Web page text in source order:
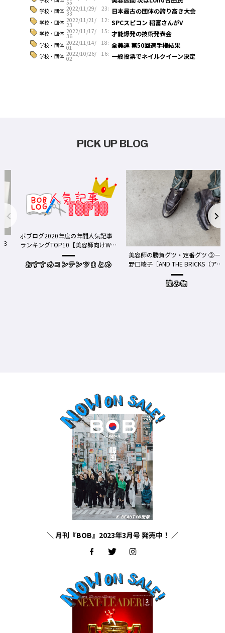
55
学校・団体 2022/11/29/ 23:
33 日本最古の団体の誇り高き大会
学校・団体 2022/11/21/ 12:
23 SPCスピコン 稲富さんがV
学校・団体 2022/11/17/ 15:
36 才能爆発の技術発表会
学校・団体 2022/11/14/ 18:
01 全美連 第50回選手権結果
学校・団体 2022/10/26/ 16:
02 一般投票でネイルクイーン決定
PICK UP BLOG
ボブログ2020年度の年間人気記事
ランキングTOP10【美容師向けWe
おすすめコンテンツまとめ
美容師の勝負グツ・定番グツ ③－
野口綾子［AND THE BRICKS（アン
ドザブリックス）／神奈川県鎌倉
読み物
＼ 月刊『BOB』2023年3月号 発売中！ ／